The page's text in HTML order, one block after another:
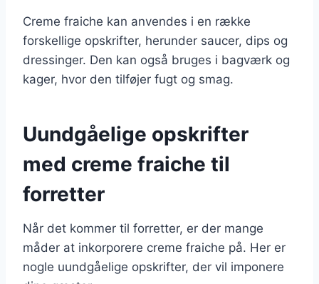
Creme fraiche kan anvendes i en række
forskellige opskrifter, herunder saucer, dips og
dressinger. Den kan også bruges i bagværk og
kager, hvor den tilføjer fugt og smag.
Uundgåelige opskrifter
med creme fraiche til
forretter
Når det kommer til forretter, er der mange
måder at inkorporere creme fraiche på. Her er
nogle uundgåelige opskrifter, der vil imponere